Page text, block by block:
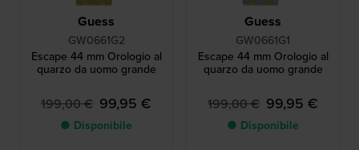
Guess
GW0661G2
Escape 44 mm Orologio al
quarzo da uomo grande
199,00 € 99,95 €
● Disponibile
Guess
GW0661G1
Escape 44 mm Orologio al
quarzo da uomo grande
199,00 € 99,95 €
● Disponibile